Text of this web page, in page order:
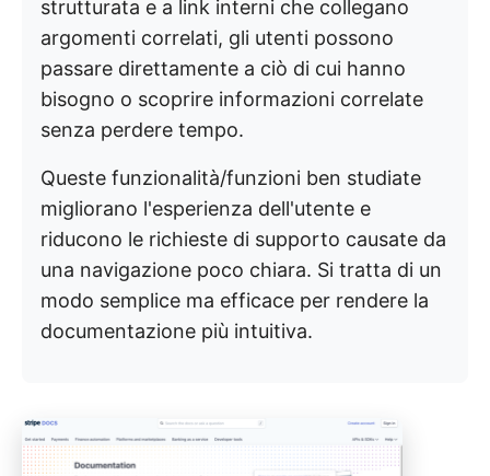
strutturata e a link interni che collegano
argomenti correlati, gli utenti possono
passare direttamente a ciò di cui hanno
bisogno o scoprire informazioni correlate
senza perdere tempo.
Queste funzionalità/funzioni ben studiate
migliorano l'esperienza dell'utente e
riducono le richieste di supporto causate da
una navigazione poco chiara. Si tratta di un
modo semplice ma efficace per rendere la
documentazione più intuitiva.